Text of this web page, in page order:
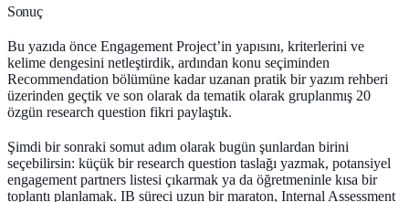
Sonuç
Bu yazıda önce Engagement Project’in yapısını, kriterlerini ve
kelime dengesini netleştirdik, ardından konu seçiminden
Recommendation bölümüne kadar uzanan pratik bir yazım rehberi
üzerinden geçtik ve son olarak da tematik olarak gruplanmış 20
özgün research question fikri paylaştık.
Şimdi bir sonraki somut adım olarak bugün şunlardan birini
seçebilirsin: küçük bir research question taslağı yazmak, potansiyel
engagement partners listesi çıkarmak ya da öğretmeninle kısa bir
toplantı planlamak. IB süreci uzun bir maraton, Internal Assessment